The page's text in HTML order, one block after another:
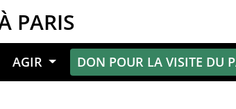
PARIS
AGIR DON POUR LA VISITE DU